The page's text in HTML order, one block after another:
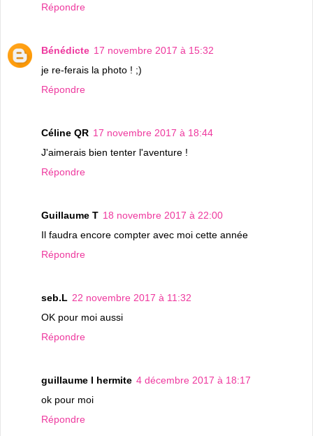
Répondre
Bénédicte 17 novembre 2017 à 15:32
je re-ferais la photo ! ;)
Répondre
Céline QR 17 novembre 2017 à 18:44
J'aimerais bien tenter l'aventure !
Répondre
Guillaume T 18 novembre 2017 à 22:00
Il faudra encore compter avec moi cette année
Répondre
seb.L 22 novembre 2017 à 11:32
OK pour moi aussi
Répondre
guillaume l hermite 4 décembre 2017 à 18:17
ok pour moi
Répondre